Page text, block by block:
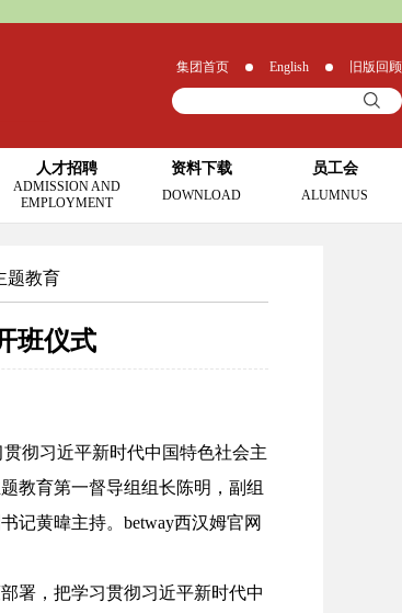
集团首页 English 旧版回顾
人才招聘
ADMISSION AND
EMPLOYMENT
资料下载
DOWNLOAD
员工会
ALUMNUS
题教育
班仪式
彻习近平新时代中国特色社会主
教育第一督导组组长陈明，副组
记黄暐主持。betway西汉姆官网
署，把学习贯彻习近平新时代中